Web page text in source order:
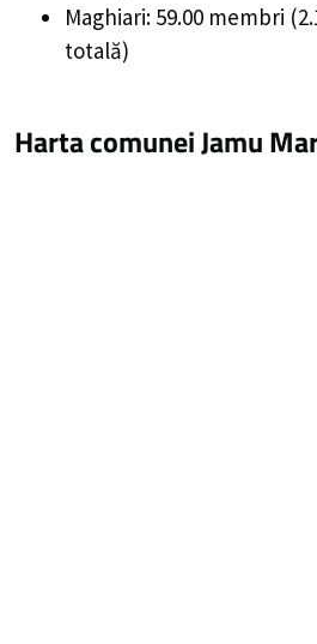
Maghiari: 59.00 membri
totală)
Harta comunei Jamu